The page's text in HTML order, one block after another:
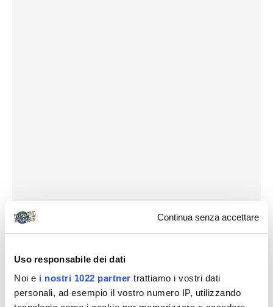
Continua senza accettare
Uso responsabile dei dati
Noi e i nostri 1022 partner trattiamo i vostri dati
personali, ad esempio il vostro numero IP, utilizzando